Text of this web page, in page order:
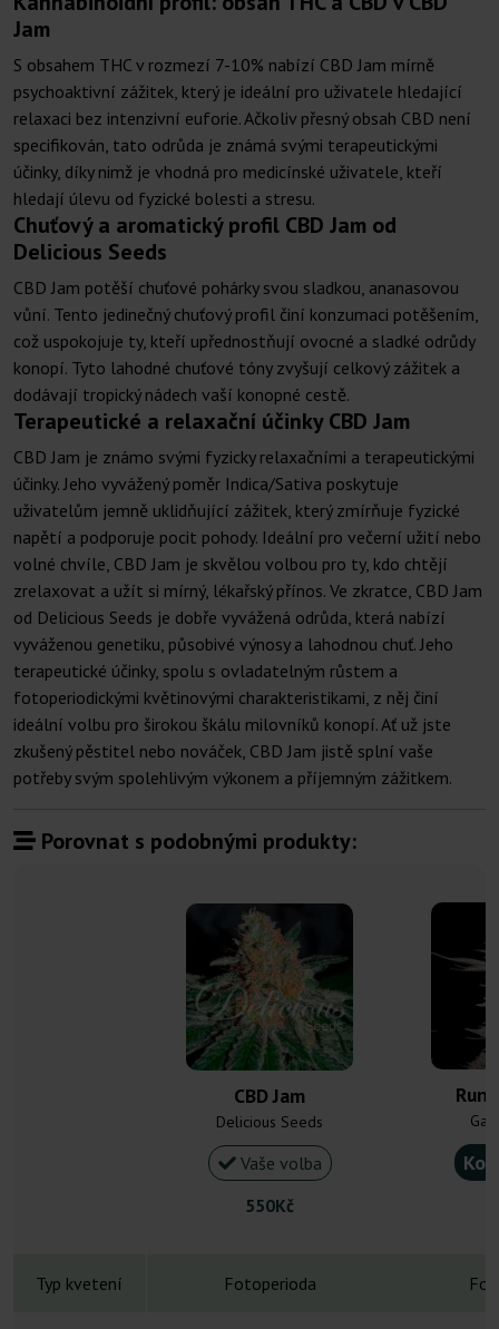
Jam
S obsahem THC v rozmezí 7-10% nabízí CBD Jam mírně
psychoaktivní zážitek, který je ideální pro uživatele hledající
relaxaci bez intenzivní euforie. Ačkoliv přesný obsah CBD není
specifikován, tato odrůda je známá svými terapeutickými
účinky, díky nimž je vhodná pro medicínské uživatele, kteří
hledají úlevu od fyzické bolesti a stresu.
Chuťový a aromatický profil CBD Jam od
Delicious Seeds
CBD Jam potěší chuťové pohárky svou sladkou, ananasovou
vůní. Tento jedinečný chuťový profil činí konzumaci potěšením,
což uspokojuje ty, kteří upřednostňují ovocné a sladké odrůdy
konopí. Tyto lahodné chuťové tóny zvyšují celkový zážitek a
dodávají tropický nádech vaší konopné cestě.
Terapeutické a relaxační účinky CBD Jam
CBD Jam je známo svými fyzicky relaxačními a terapeutickými
účinky. Jeho vyvážený poměr Indica/Sativa poskytuje
uživatelům jemně uklidňující zážitek, který zmírňuje fyzické
napětí a podporuje pocit pohody. Ideální pro večerní užití nebo
volné chvíle, CBD Jam je skvělou volbou pro ty, kdo chtějí
zrelaxovat a užít si mírný, lékařský přínos. Ve zkratce, CBD Jam
od Delicious Seeds je dobře vyvážená odrůda, která nabízí
vyváženou genetiku, působivé výnosy a lahodnou chuť. Jeho
terapeutické účinky, spolu s ovladatelným růstem a
fotoperiodickými květinovými charakteristikami, z něj činí
ideální volbu pro širokou škálu milovníků konopí. Ať už jste
zkušený pěstitel nebo nováček, CBD Jam jistě splní vaše
potřeby svým spolehlivým výkonem a příjemným zážitkem.
Porovnat s podobnými produkty:
CBD Jam
Delicious Seeds
Vaše volba
550Kč
Typ kvetení Fotoperioda